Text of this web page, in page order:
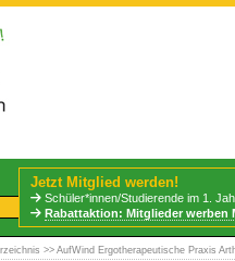
Jetzt Mitglied werden!
Schüler*innen/Studierende im 1.
Rabattaktion: Mitglieder werben
>> AufWind Ergotherapeutische Praxis